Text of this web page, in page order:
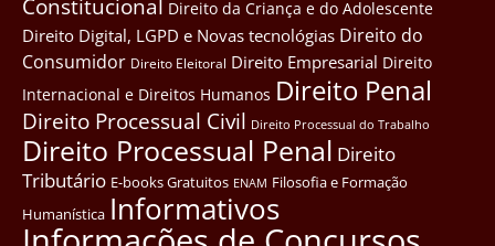
Constitucional Direito da Criança e do Adolescente
Direito Digital, LGPD e Novas tecnológias Direito do
Consumidor Direito Eleitoral Direito Empresarial Direito
Internacional e Direitos Humanos Direito Penal
Direito Processual Civil Direito Processual do Trabalho
Direito Processual Penal Direito
Tributário E-books Gratuitos ENAM Filosofia e Formação
Humanística Informativos